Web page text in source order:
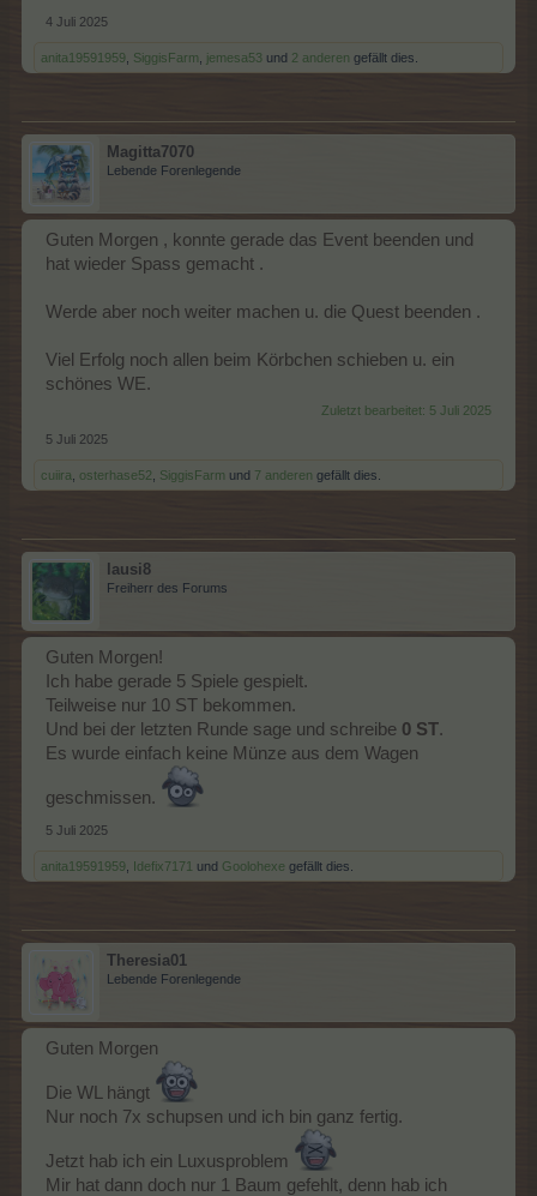
4 Juli 2025
anita19591959 SiggisFarm jemesa53 und 2 anderen gefällt dies.
Magitta7070
Lebende Forenlegende
Guten Morgen , konnte gerade das Event beenden und
hat wieder Spass gemacht .
Werde aber noch weiter machen u. die Quest beenden .
Viel Erfolg noch allen beim Körbchen schieben u. ein
schönes WE.
Zuletzt bearbeitet: 5 Juli 2025
5 Juli 2025
cuiira osterhase52 SiggisFarm und 7 anderen gefällt dies.
lausi8
Freiherr des Forums
Guten Morgen!
Ich habe gerade 5 Spiele gespielt.
Teilweise nur 10 ST bekommen.
Und bei der letzten Runde sage und schreibe 0 ST.
Es wurde einfach keine Münze aus dem Wagen
geschmissen.
5 Juli 2025
anita19591959 Idefix7171 und Goolohexe gefällt dies.
Theresia01
Lebende Forenlegende
Guten Morgen
Die WL hängt
Nur noch 7x schupsen und ich bin ganz fertig.
Jetzt hab ich ein Luxusproblem
Mir hat dann doch nur 1 Baum gefehlt, denn hab ich